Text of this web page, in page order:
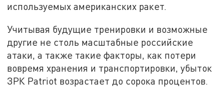
используемых американских ракет.
Учитывая будущие тренировки и возможные
другие не столь масштабные российские
атаки, а также такие факторы, как потери
вовремя хранения и транспортировки, убыток
ЗРК Patriot возрастает до сорока процентов.